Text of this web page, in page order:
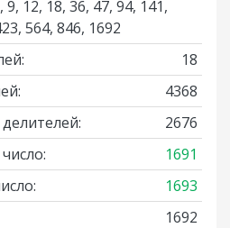
9, 12, 18, 36, 47, 94, 141,
564, 846, 1692
18
4368
2676
1691
1693
1692